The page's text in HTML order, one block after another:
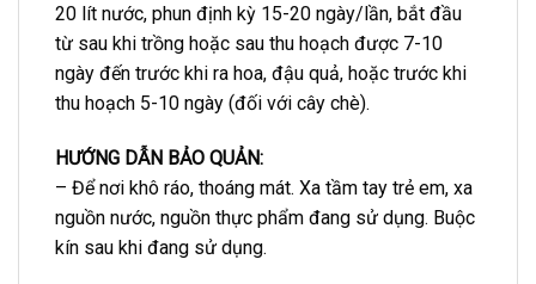
20 lít nước, phun định kỳ 15-20 ngày/lần, bắt đầu
từ sau khi trồng hoặc sau thu hoạch được 7-10
ngày đến trước khi ra hoa, đậu quả, hoặc trước khi
thu hoạch 5-10 ngày (đối với cây chè).
HƯỚNG DẪN BẢO QUẢN:
– Để nơi khô ráo, thoáng mát. Xa tầm tay trẻ em, xa
nguồn nước, nguồn thực phẩm đang sử dụng. Buộc
kín sau khi đang sử dụng.